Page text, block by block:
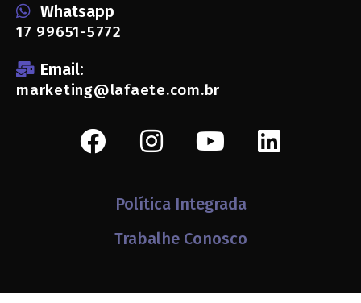
Whatsapp
17 99651-5772
Email:
marketing@lafaete.com.br
Política Integrada
Trabalhe Conosco